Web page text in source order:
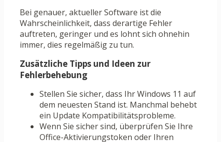
Bei genauer, aktueller Software ist die
Wahrscheinlichkeit, dass derartige Fehler
auftreten, geringer und es lohnt sich ohnehin
immer, dies regelmäßig zu tun.
Zusätzliche Tipps und Ideen zur
Fehlerbehebung
Stellen Sie sicher, dass Ihr Windows 11 auf
dem neuesten Stand ist. Manchmal behebt
ein Update Kompatibilitätsprobleme.
Wenn Sie sicher sind, überprüfen Sie Ihre
Office-Aktivierungstoken oder Ihren